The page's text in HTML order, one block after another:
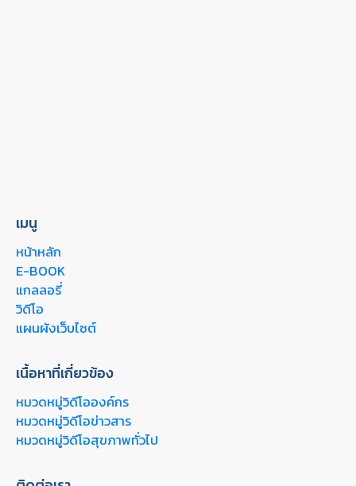
เมนู
หน้าหลัก
E-BOOK
แกลลอรี่
วิดีโอ
แผนผังเว็บไซต์
เนื้อหาที่เกี่ยวข้อง
หมวดหมู่วิดีโอองค์กร
หมวดหมู่วิดีโอข่าวสาร
หมวดหมู่วิดีโอสุขภาพทั่วไป